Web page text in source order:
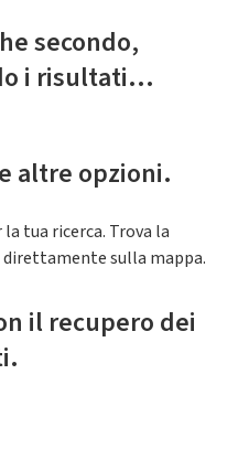
secondo,
i risultati...
altre opzioni.
tua ricerca. Trova la
direttamente sulla mappa.
il recupero dei